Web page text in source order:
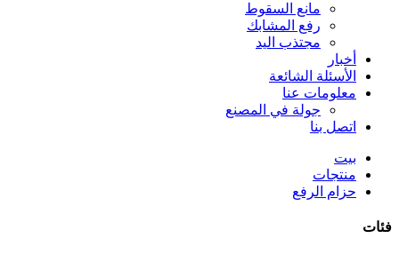
مانع السقوط
رفع المشابك
مجتذب اليد
أخبار
الأسئلة الشائعة
معلومات عنا
جولة في المصنع
اتصل بنا
بيت
منتجات
حزام الرفع
فئات